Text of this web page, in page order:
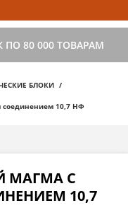
ПО 80 000 ТОВАРАМ
БЛОКИ
соединением 10,7 НФ
МАГМА С
10,7